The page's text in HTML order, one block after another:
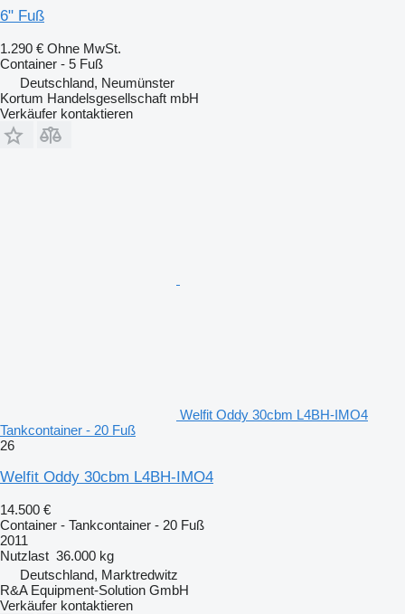
6" Fuß
1.290 € Ohne MwSt.
Container - 5 Fuß
Deutschland, Neumünster
Kortum Handelsgesellschaft mbH
Verkäufer kontaktieren
Welfit Oddy 30cbm L4BH-IMO4
Tankcontainer - 20 Fuß
26
Welfit Oddy 30cbm L4BH-IMO4
14.500 €
Container - Tankcontainer - 20 Fuß
2011
Nutzlast 36.000 kg
Deutschland, Marktredwitz
R&A Equipment-Solution GmbH
Verkäufer kontaktieren